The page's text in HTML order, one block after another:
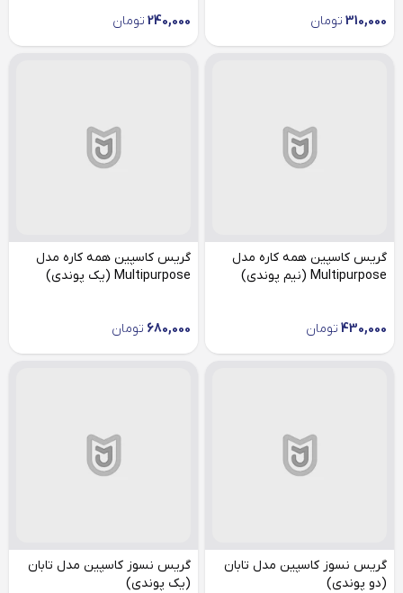
310,000 تومان 240,000 تومان
گریس کاسپین همه کاره مدل
Multipurpose (نیم پوندی)
430,000 تومان
گریس کاسپین همه کاره مدل
Multipurpose (یک پوندی)
680,000 تومان
گریس نسوز کاسپین مدل تابان
(دو پوندی)
گریس نسوز کاسپین مدل تابان
(یک پوندی)